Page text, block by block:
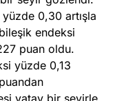
0,30 artışla
endeksi
puan oldu.
yüzde 0,13
yatay bir seyirle